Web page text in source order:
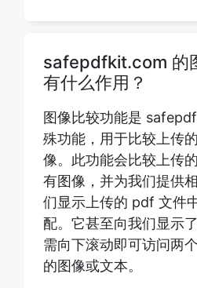
safepdfkit.com 的
有什么作用？
图像比较功能是
殊功能，用于比较上传
像。此功能会比较上传
有图像，并为我们提供
们显示上传的 pdf 文件
配。它甚至向我们显示
需向下滚动即可访问两
的图像或文本。